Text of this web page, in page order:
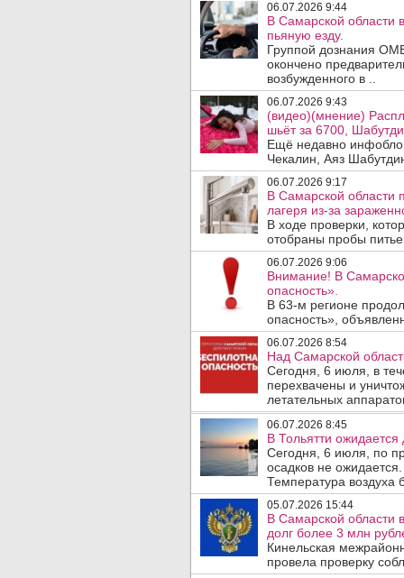
06.07.2026 9:44
В Самарской области
пьяную езду.
Группой дознания
окончено
возбужденного в ..
06.07.2026 9:43
(видео)(мнение)
шьёт за 6700,
Ещё недавно
Чекалин, Аяз
06.07.2026 9:17
В Самарской области
лагеря из-за
В ходе проверки,
отобраны пробы
06.07.2026 9:06
Внимание! В
опасность».
В 63-м регионе
опасность»,
06.07.2026 8:54
Над Самарской
Сегодня, 6 июля, в
перехвачены и
летательных
06.07.2026 8:45
В Тольятти ожидается
Сегодня, 6 июля, по
осадков не
Температура воздуха
05.07.2026 15:44
В Самарской области
долг более 3 млн
Кинельская
провела проверку